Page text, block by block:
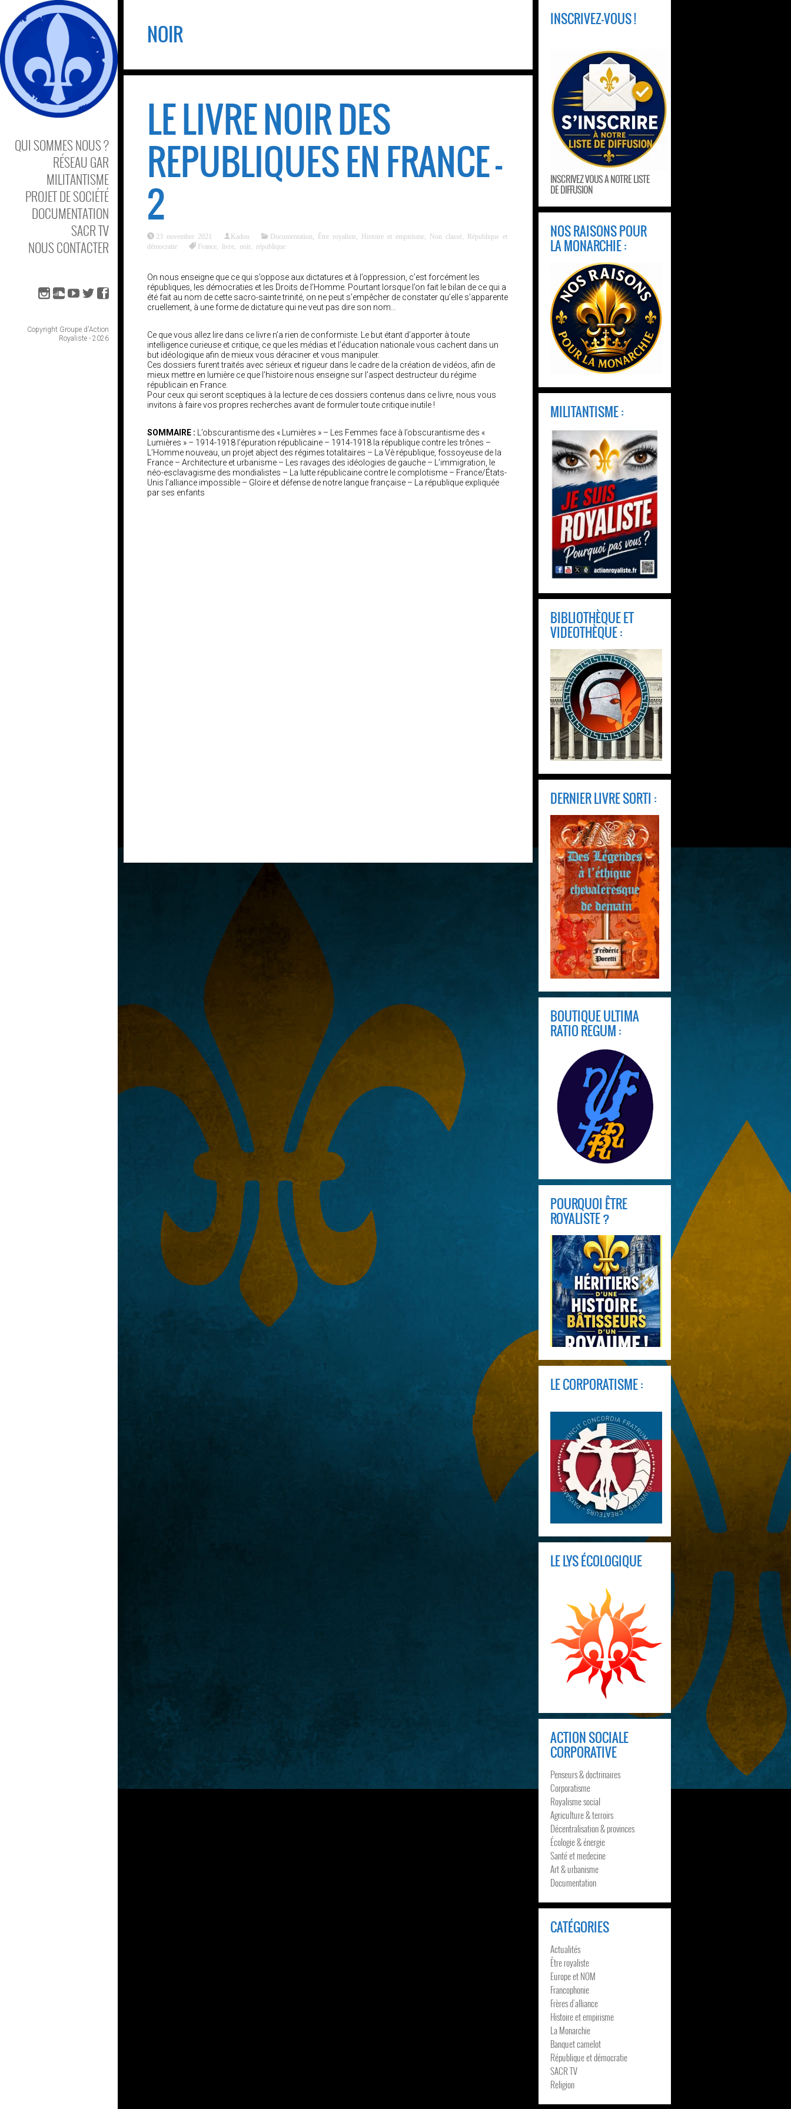
QUI SOMMES NOUS ?
RÉSEAU GAR
MILITANTISME
PROJET DE SOCIÉTÉ
DOCUMENTATION
SACR TV
NOUS CONTACTER
Copyright Groupe d'Action
Royaliste - 2026
NOIR
LE LIVRE NOIR DES
REPUBLIQUES EN FRANCE –
2
23 novembre 2021 Kadou Documentation Être royaliste Histoire et empirisme Non classé
République et
démocratie
France livre noir république
On nous enseigne que ce qui s’oppose aux dictatures et à l’oppression, c’est forcément les
républiques, les démocraties et les Droits de l’Homme. Pourtant lorsque l’on fait le bilan de ce qui a
été fait au nom de cette sacro-sainte trinité, on ne peut s’empêcher de constater qu’elle s’apparente
cruellement, à une forme de dictature qui ne veut pas dire son nom…
Ce que vous allez lire dans ce livre n’a rien de conformiste. Le but étant d’apporter à toute
intelligence curieuse et critique, ce que les médias et l’éducation nationale vous cachent dans un
but idéologique afin de mieux vous déraciner et vous manipuler.
Ces dossiers furent traités avec sérieux et rigueur dans le cadre de la création de vidéos, afin de
mieux mettre en lumière ce que l’histoire nous enseigne sur l’aspect destructeur du régime
républicain en France.
Pour ceux qui seront sceptiques à la lecture de ces dossiers contenus dans ce livre, nous vous
invitons à faire vos propres recherches avant de formuler toute critique inutile !
SOMMAIRE : L’obscurantisme des « Lumières » – Les Femmes face à l’obscurantisme des «
Lumières » – 1914-1918 l’épuration républicaine – 1914-1918 la république contre les trônes –
L’Homme nouveau, un projet abject des régimes totalitaires – La Vè république, fossoyeuse de la
France – Architecture et urbanisme – Les ravages des idéologies de gauche – L’immigration, le
néo-esclavagisme des mondialistes – La lutte républicaine contre le complotisme – France/États-
Unis l’alliance impossible – Gloire et défense de notre langue française – La république expliquée
par ses enfants
INSCRIVEZ-VOUS !
INSCRIVEZ VOUS A NOTRE LISTE
DE DIFFUSION
NOS RAISONS POUR
LA MONARCHIE :
MILITANTISME :
BIBLIOTHÈQUE ET
VIDEOTHÈQUE :
DERNIER LIVRE SORTI :
BOUTIQUE ULTIMA
RATIO REGUM :
POURQUOI ÊTRE
ROYALISTE ?
LE CORPORATISME :
LE LYS ÉCOLOGIQUE
ACTION SOCIALE
CORPORATIVE
Penseurs & doctrinaires
Corporatisme
Royalisme social
Agriculture & terroirs
Décentralisation & provinces
Écologie & énergie
Santé et medecine
Art & urbanisme
Documentation
CATÉGORIES
Actualités
Être royaliste
Europe et NOM
Francophonie
Frères d’alliance
Histoire et empirisme
La Monarchie
Banquet camelot
République et démocratie
SACR TV
Religion